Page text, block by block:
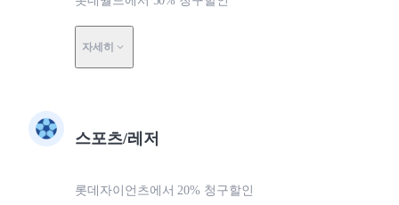
자세히
스포츠/레저
롯데자이언츠에서 20% 청구할인